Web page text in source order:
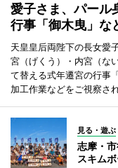
愛子さま、パー
行事「御木曳」な
天皇皇后両陛下の長女愛
宮（げくう）・内宮（な
て替える式年遷宮の行事
加工作業などをご視察され
見る・遊ぶ
志摩・
スキム